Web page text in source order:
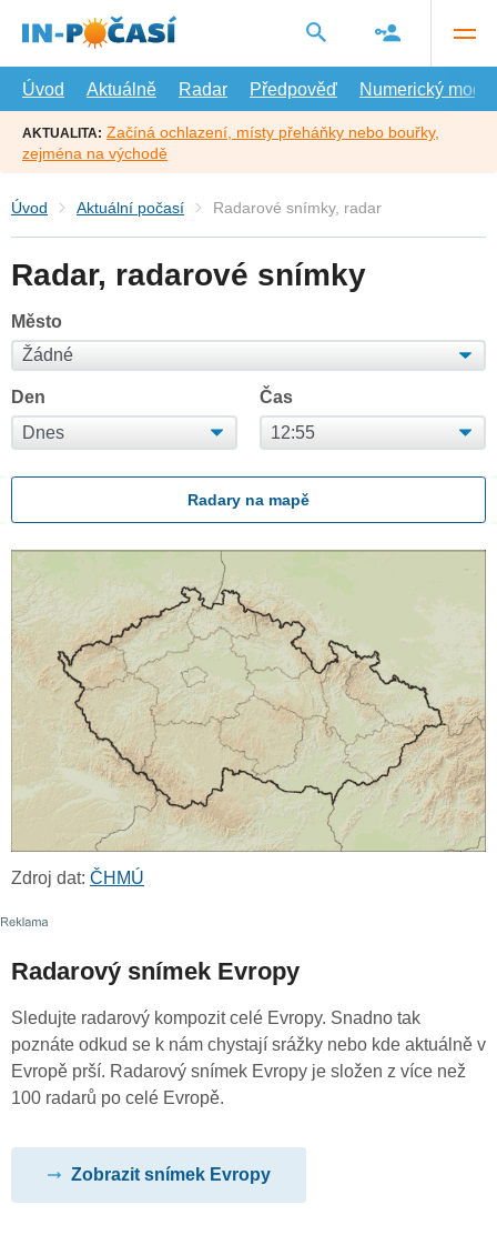
hlavní
Úvod
Aktuálně Radar Předpověď Numerický model
AKTUALITA: Začíná ochlazení, místy přeháňky nebo bouřky,
zejména na východě
Úvod Aktuální počasí Radarové snímky, radar
Radar, radarové snímky
Město
Den Čas
Radary na mapě
Zdroj dat: ČHMÚ
Radarový snímek Evropy
Sledujte radarový kompozit celé Evropy. Snadno tak
poznáte odkud se k nám chystají srážky nebo kde aktuálně v
Evropě prší. Radarový snímek Evropy je složen z více než
100 radarů po celé Evropě.
Zobrazit snímek Evropy